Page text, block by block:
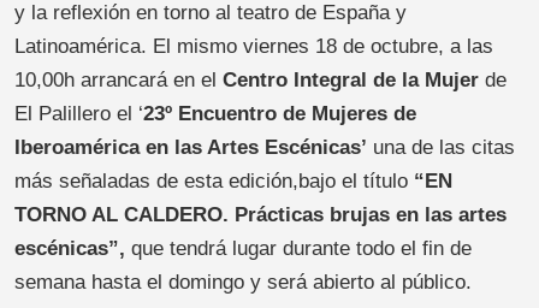
y la reflexión en torno al teatro de España y
Latinoamérica. El mismo viernes 18 de octubre, a las
10,00h arrancará en el Centro Integral de la Mujer de
El Palillero el ‘23º Encuentro de Mujeres de
Iberoamérica en las Artes Escénicas’ una de las citas
más señaladas de esta edición,bajo el título “EN
TORNO AL CALDERO. Prácticas brujas en las artes
escénicas”, que tendrá lugar durante todo el fin de
semana hasta el domingo y será abierto al público.